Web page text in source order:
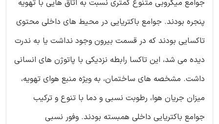
جوامع میکروبی متنوع کمتری نسبت به اتاق هایی با تهویه
پنجره بودند. جوامع باکتریایی در محیط های داخلی محتوی
تاکسایی بودند که در قسمت بیرون وجود نداشت یا به ندرت
دیده می شد، این تاکسا رابطه نزدیکی با پاتوژن های انسانی
داشت. مشخصه های ساختمان، به ویژه منبع هوای تهویه،
میزان جریان هوا، رطوبت نسبی و دما با تنوع و ترکیب
جوامع باکتریایی داخلی همبسته بودند. وفور نسبی